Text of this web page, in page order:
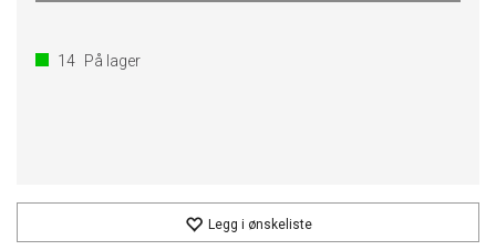
14 På lager
Legg i ønskeliste